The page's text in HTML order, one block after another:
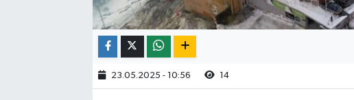
23.05.2025 - 10:56 14